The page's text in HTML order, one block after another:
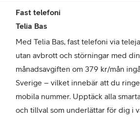
Fast telefoni
Telia Bas
Med Telia Bas, fast telefoni via
utan avbrott och störningar med
månadsavgiften om 379 kr/mån
Sverige – vilket innebär att du
mobila nummer. Upptäck alla
och tillval som underlättar för dig i